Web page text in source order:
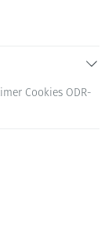
Cookies ODR-